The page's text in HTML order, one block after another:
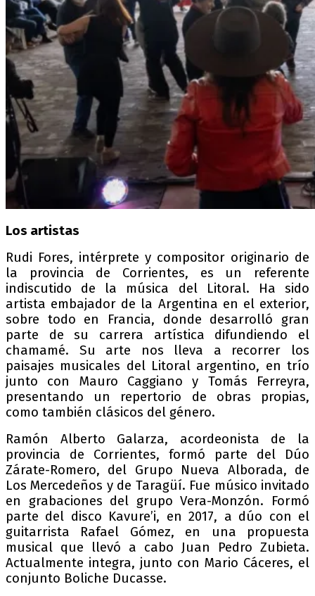
Los artistas
Rudi Fores, intérprete y compositor originario de
la provincia de Corrientes, es un referente
indiscutido de la música del Litoral. Ha sido
artista embajador de la Argentina en el exterior,
sobre todo en Francia, donde desarrolló gran
parte de su carrera artística difundiendo el
chamamé. Su arte nos lleva a recorrer los
paisajes musicales del Litoral argentino, en trío
junto con Mauro Caggiano y Tomás Ferreyra,
presentando un repertorio de obras propias,
como también clásicos del género.
Ramón Alberto Galarza, acordeonista de la
provincia de Corrientes, formó parte del Dúo
Zárate-Romero, del Grupo Nueva Alborada, de
Los Mercedeños y de Taragüí. Fue músico invitado
en grabaciones del grupo Vera-Monzón. Formó
parte del disco Kavure’i, en 2017, a dúo con el
guitarrista Rafael Gómez, en una propuesta
musical que llevó a cabo Juan Pedro Zubieta.
Actualmente integra, junto con Mario Cáceres, el
conjunto Boliche Ducasse.